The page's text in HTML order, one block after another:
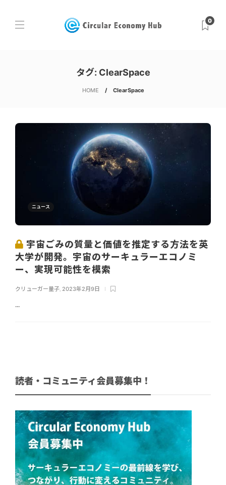
0
タグ: ClearSpace
HOME ClearSpace
ニュース
宇宙ごみの質量と価値を推定する方法を英
大学が開発。宇宙のサーキュラーエコノミ
ー、実現可能性を模索
クリューガー量子, 2023年2月9日
...
読者・コミュニティ会員募集中！